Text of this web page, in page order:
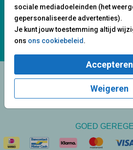
sociale mediadoeleinden (het
gepersonaliseerde advertenties).
Je kunt jouw toestemming altijd
ons ons cookiebeleid.
Accepteren
Weigeren
Wij staan
Mail ons:
op basis van 8.100+
GOED